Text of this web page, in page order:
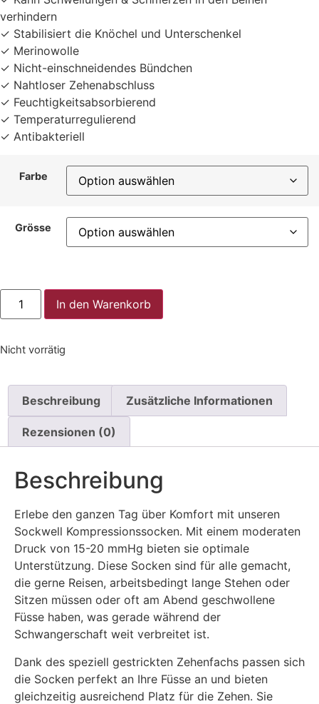
verhindern
✓ Stabilisiert die Knöchel und Unterschenkel
✓ Merinowolle
✓ Nicht-einschneidendes Bündchen
✓ Nahtloser Zehenabschluss
✓ Feuchtigkeitsabsorbierend
✓ Temperaturregulierend
✓ Antibakteriell
Farbe
Grösse
In den Warenkorb
Nicht vorrätig
Beschreibung Zusätzliche Informationen
Rezensionen (0)
Beschreibung
Erlebe den ganzen Tag über Komfort mit unseren
Sockwell Kompressionssocken. Mit einem moderaten
Druck von 15-20 mmHg bieten sie optimale
Unterstützung. Diese Socken sind für alle gemacht,
die gerne Reisen, arbeitsbedingt lange Stehen oder
Sitzen müssen oder oft am Abend geschwollene
Füsse haben, was gerade während der
Schwangerschaft weit verbreitet ist.
Dank des speziell gestrickten Zehenfachs passen sich
die Socken perfekt an Ihre Füsse an und bieten
gleichzeitig ausreichend Platz für die Zehen. Sie